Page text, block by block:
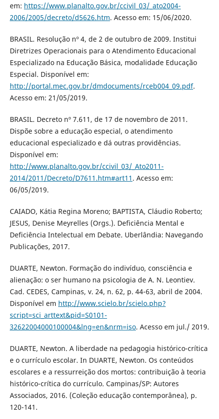
em: https://www.planalto.gov.br/ccivil_03/_ato2004-
2006/2005/decreto/d5626.htm. Acesso em: 15/06/2020.
BRASIL. Resolução nº 4, de 2 de outubro de 2009. Institui
Diretrizes Operacionais para o Atendimento Educacional
Especializado na Educação Básica, modalidade Educação
Especial. Disponível em:
http://portal.mec.gov.br/dmdocuments/rceb004_09.pdf.
Acesso em: 21/05/2019.
BRASIL. Decreto nº 7.611, de 17 de novembro de 2011.
Dispõe sobre a educação especial, o atendimento
educacional especializado e dá outras providências.
Disponível em:
http://www.planalto.gov.br/ccivil_03/_Ato2011-
2014/2011/Decreto/D7611.htm#art11 . Acesso em:
06/05/2019.
CAIADO, Kátia Regina Moreno; BAPTISTA, Cláudio Roberto;
JESUS, Denise Meyrelles (Orgs.). Deficiência Mental e
Deficiência Intelectual em Debate. Uberlândia: Navegando
Publicações, 2017.
DUARTE, Newton. Formação do indivíduo, consciência e
alienação: o ser humano na psicologia de A. N. Leontiev.
Cad. CEDES, Campinas, v. 24, n. 62, p. 44-63, abril de 2004.
Disponível em http://www.scielo.br/scielo.php?
script=sci_arttext&pid=S0101-
32622004000100004&lng=en&nrm=iso. Acesso em jul./ 2019.
DUARTE, Newton. A liberdade na pedagogia histórico-crítica
e o currículo escolar. In DUARTE, Newton. Os conteúdos
escolares e a ressurreição dos mortos: contribuição à teoria
histórico-crítica do currículo. Campinas/SP: Autores
Associados, 2016. (Coleção educação contemporânea), p.
120-141.